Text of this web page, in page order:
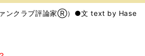
ァンクラブ評論家Ⓡ）●文 text by Hase